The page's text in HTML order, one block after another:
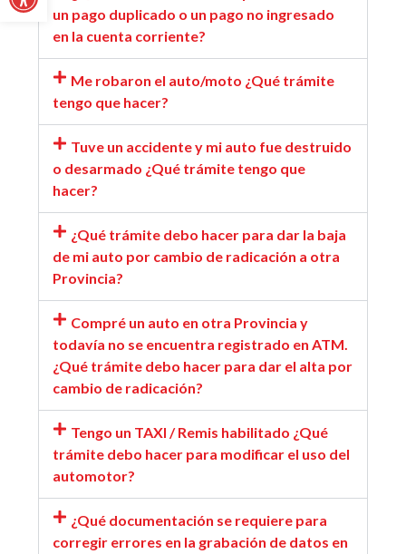
un pago duplicado o un pago no ingresado
en la cuenta corriente?
Me robaron el auto/moto ¿Qué trámite
tengo que hacer?
Tuve un accidente y mi auto fue destruido
o desarmado ¿Qué trámite tengo que
hacer?
¿Qué trámite debo hacer para dar la baja
de mi auto por cambio de radicación a otra
Provincia?
Compré un auto en otra Provincia y
todavía no se encuentra registrado en ATM.
¿Qué trámite debo hacer para dar el alta por
cambio de radicación?
Tengo un TAXI / Remis habilitado ¿Qué
trámite debo hacer para modificar el uso del
automotor?
¿Qué documentación se requiere para
corregir errores en la grabación de datos en